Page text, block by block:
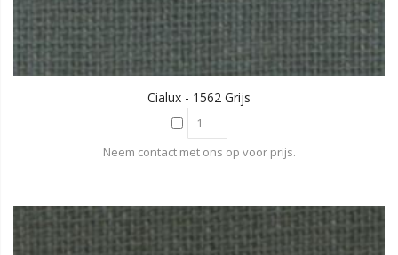
Cialux - 1562 Grijs
Neem contact met ons op voor prijs.